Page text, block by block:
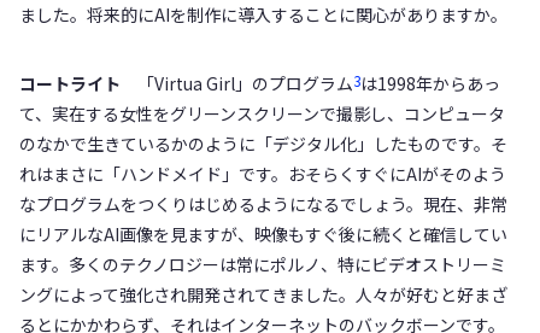
ました。将来的にAIを制作に導入することに関心がありますか。
コートライト 「Virtua Girl」のプログラム3は1998年からあっ
て、実在する女性をグリーンスクリーンで撮影し、コンピュータ
のなかで生きているかのように「デジタル化」したものです。そ
れはまさに「ハンドメイド」です。おそらくすぐにAIがそのよう
なプログラムをつくりはじめるようになるでしょう。現在、非常
にリアルなAI画像を見ますが、映像もすぐ後に続くと確信してい
ます。多くのテクノロジーは常にポルノ、特にビデオストリーミ
ングによって強化され開発されてきました。人々が好むと好まざ
るとにかかわらず、それはインターネットのバックボーンです。